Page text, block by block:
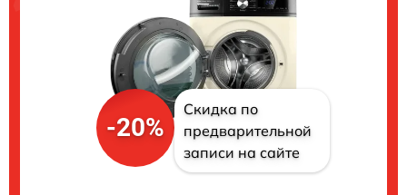
-20%
Скидка по
предварительной
записи на сайте